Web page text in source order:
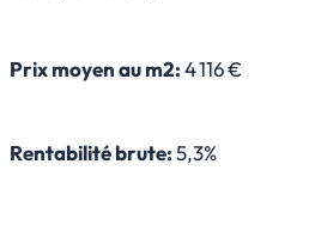
Prix moyen au m2:4 116 €
Rentabilité brute:5,3%